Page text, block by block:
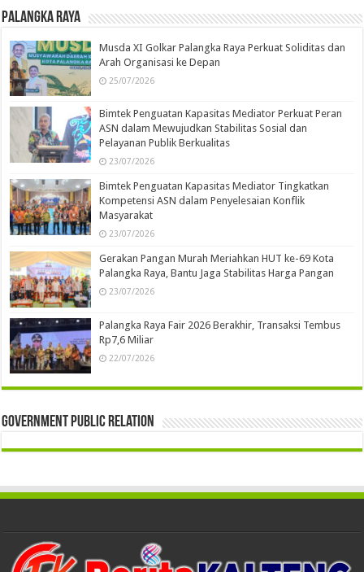
Palangka Raya
Musda XI Golkar Palangka Raya Perkuat Soliditas dan
Arah Organisasi ke Depan
25/07/2026
Bimtek Penguatan Kapasitas Mediator Perkuat Peran
ASN dalam Mewujudkan Stabilitas Sosial dan
Pelayanan Publik Berkualitas
23/07/2026
Bimtek Penguatan Kapasitas Mediator Tingkatkan
Kompetensi ASN dalam Penyelesaian Konflik
Masyarakat
23/07/2026
Gerakan Pangan Murah Meriahkan HUT ke-69 Kota
Palangka Raya, Bantu Jaga Stabilitas Harga Pangan
23/07/2026
Palangka Raya Fair 2026 Berakhir, Transaksi Tembus
Rp7,6 Miliar
22/07/2026
Government Public Relation